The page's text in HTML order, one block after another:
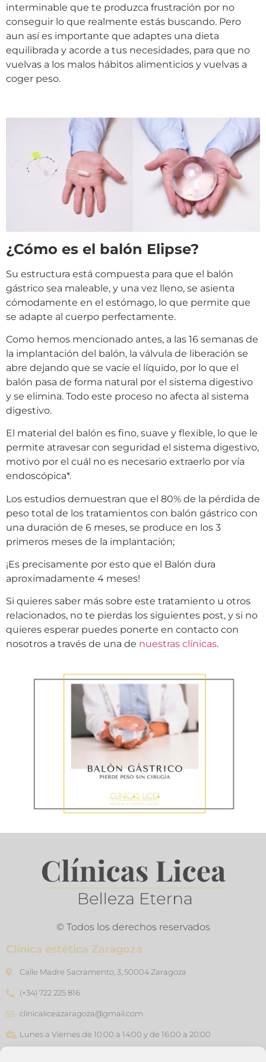
interminable que te produzca frustración por no
conseguir lo que realmente estás buscando. Pero
aun así es importante que adaptes una dieta
equilibrada y acorde a tus necesidades, para que no
vuelvas a los malos hábitos alimenticios y vuelvas a
coger peso.
¿Cómo es el balón Elipse?
Su estructura está compuesta para que el balón
gástrico sea maleable, y una vez lleno, se asienta
cómodamente en el estómago, lo que permite que
se adapte al cuerpo perfectamente.
Como hemos mencionado antes, a las 16 semanas de
la implantación del balón, la válvula de liberación se
abre dejando que se vacíe el líquido, por lo que el
balón pasa de forma natural por el sistema digestivo
y se elimina. Todo este proceso no afecta al sistema
digestivo.
El material del balón es fino, suave y flexible, lo que le
permite atravesar con seguridad el sistema digestivo,
motivo por el cuál no es necesario extraerlo por vía
endoscópica*.
Los estudios demuestran que el 80% de la pérdida de
peso total de los tratamientos con balón gástrico con
una duración de 6 meses, se produce en los 3
primeros meses de la implantación;
¡Es precisamente por esto que el Balón dura
aproximadamente 4 meses!
Si quieres saber más sobre este tratamiento u otros
relacionados, no te pierdas los siguientes post, y si no
quieres esperar puedes ponerte en contacto con
nosotros a través de una de nuestras clínicas.
© Todos los derechos reservados
Clínica estética Zaragoza
Calle Madre Sacramento, 3, 50004 Zaragoza
(+34) 722 225 816
clinicaliceazaragoza@gmail.com
Lunes a Viernes de 10:00 a 14:00 y de 16:00 a 20:00